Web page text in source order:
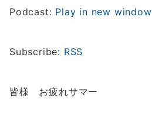
レ
ー
Podcast: Play in new window
Subscribe: RSS
皆様 お疲れサマー